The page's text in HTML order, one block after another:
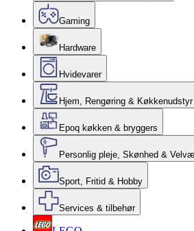
Gaming
Hardware
Hvidevarer
Hjem, Rengøring & Køkkenudstyr
Epoq køkken & bryggers
Personlig pleje, Skønhed &
Sport, Fritid & Hobby
Services & tilbehør